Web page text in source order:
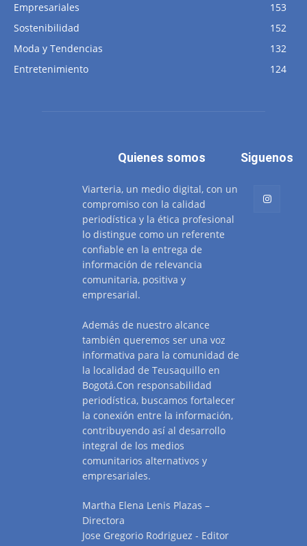
Empresariales
153
Sostenibilidad
152
Moda y Tendencias
132
Entretenimiento
124
Quienes somos
Viarteria, un medio digital, con un
compromiso con la calidad
periodística y la ética profesional
lo distingue como un referente
confiable en la entrega de
información de relevancia
comunitaria, positiva y
empresarial.
Además de nuestro alcance
también queremos ser una voz
informativa para la comunidad de
la localidad de Teusaquillo en
Bogotá.Con responsabilidad
periodística, buscamos fortalecer
la conexión entre la información,
contribuyendo así al desarrollo
integral de los medios
comunitarios alternativos y
empresariales.
Martha Elena Lenis Plazas –
Directora
Jose Gregorio Rodriguez - Editor
Siguenos